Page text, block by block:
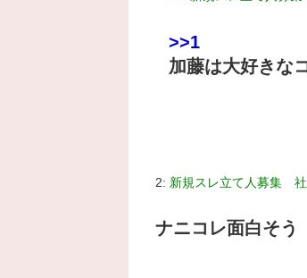
>>1
加藤は大好きな
2: 新規スレ立て人募集
ナニコレ面白そう